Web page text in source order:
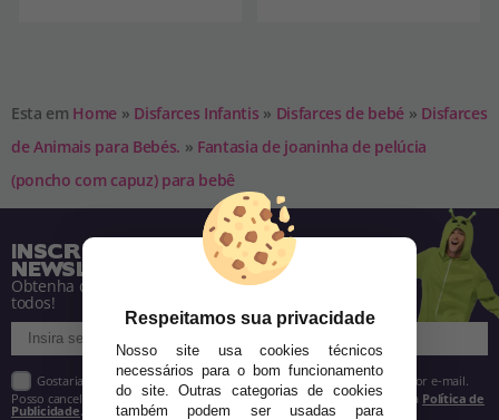
Esta em Home » Disfarces Infantis » Disfarces de bebé » Disfarces
de Animais para Bebés. » Fantasia de joaninha de pelúcia
(poncho com capuz) para bebê
INSCREVA-SE NA NOSSA
NEWSLETTER
Obtenha descontos e saiba de tudo antes de
todos!
Gostaria de receber descontos exclusivos, novidades e tendências por e-mail.
Posso cancelar a inscrição a qualquer momento, conforme estipulado na Política de
Publicidade
Respeitamos sua privacidade
Nosso site usa cookies técnicos
necessários para o bom funcionamento
do site. Outras categorias de cookies
também podem ser usadas para